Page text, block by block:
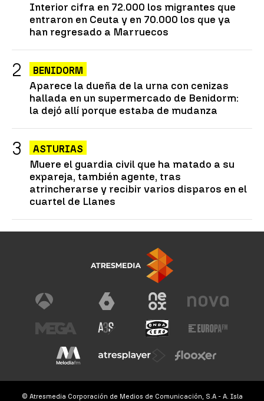
Interior cifra en 72.000 los migrantes que
entraron en Ceuta y en 70.000 los que ya
han regresado a Marruecos
BENIDORM
Aparece la dueña de la urna con cenizas
hallada en un supermercado de Benidorm:
la dejó allí porque estaba de mudanza
ASTURIAS
Muere el guardia civil que ha matado a su
expareja, también agente, tras
atrincherarse y recibir varios disparos en el
cuartel de Llanes
© Atresmedia Corporación de Medios de Comunicación, S.A - A. Isla